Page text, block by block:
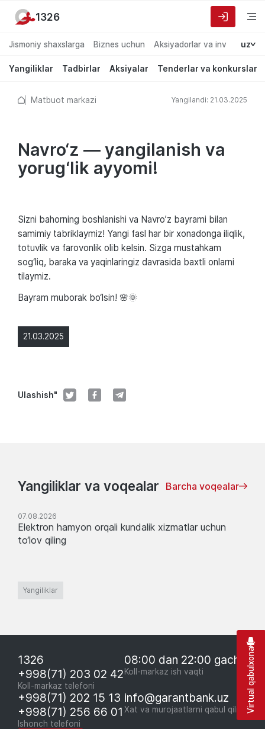
Jismoniy shaxslarga Biznes uchun Aksiyadorlar va investorlarga
uz
Yangiliklar Tadbirlar Aksiyalar Tenderlar va konkurslar
1326
Matbuot markazi Yangilandi: 21.03.2025
Navro‘z — yangilanish va
yorug‘lik ayyomi!
21.03.2025
Ulashish"
Sizni bahorning boshlanishi va Navro’z bayrami bilan
samimiy tabriklaymiz! Yangi fasl har bir xonadonga iliqlik,
totuvlik va farovonlik olib kelsin. Sizga mustahkam
sog‘liq, baraka va yaqinlaringiz davrasida baxtli onlarni
tilaymiz.
Bayram muborak bo‘lsin! 🌸🌞
Yangiliklar va voqealar Barcha voqealar
07.08.2026
Elektron hamyon orqali kundalik xizmatlar uchun
to‘lov qiling
Yangiliklar
1326
+998(71) 203 02 42
Koll-markaz telefoni
08:00 dan 22:00 gacha
Koll-markaz ish vaqti
+998(71) 202 15 13
+998(71) 256 66 01
Ishonch telefoni
info@garantbank.uz
Xat va murojaatlarni qabul qilish Virtual qabulxona